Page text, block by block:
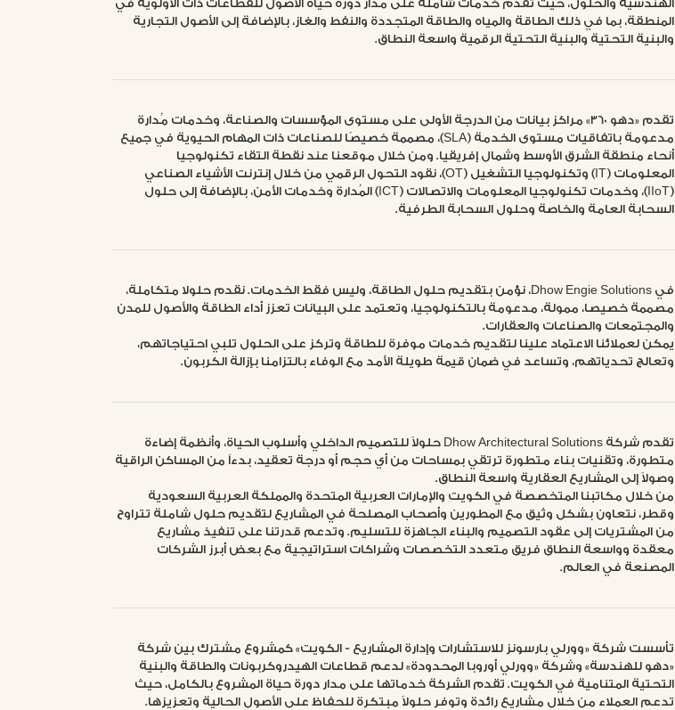
الهندسية والحلول، حيث تقدم خدمات شاملة على مدار دورة حياة الأصول للقطاعات ذات الأولوية في
المنطقة، بما في ذلك الطاقة والمياه والطاقة المتجددة والنفط والغاز، بالإضافة إلى الأصول التجارية
والبنية التحتية والبنية التحتية الرقمية واسعة النطاق.
تقدم «دهو 360» مراكز بيانات من الدرجة الأولى على مستوى المؤسسات والصناعة، وخدمات مُدارة
مدعومة باتفاقيات مستوى الخدمة (SLA)، مصممة خصيصًا للصناعات ذات المهام الحيوية في جميع
أنحاء منطقة الشرق الأوسط وشمال إفريقيا. ومن خلال موقعنا عند نقطة التقاء تكنولوجيا
المعلومات (IT) وتكنولوجيا التشغيل (OT)، نقود التحول الرقمي من خلال إنترنت الأشياء الصناعي
(IIoT)، وخدمات تكنولوجيا المعلومات والاتصالات (ICT) المُدارة وخدمات الأمن، بالإضافة إلى حلول
السحابة العامة والخاصة وحلول السحابة الطرفية.
في Dhow Engie Solutions، نؤمن بتقديم حلول الطاقة، وليس فقط الخدمات. نقدم حلولا متكاملة،
مصممة خصيصا، ممولة، مدعومة بالتكنولوجيا، وتعتمد على البيانات تعزز أداء الطاقة والأصول للمدن
والمجتمعات والصناعات والعقارات.
يمكن لعملائنا الاعتماد علينا لتقديم خدمات موفرة للطاقة وتركز على الحلول تلبي احتياجاتهم،
وتعالج تحدياتهم، وتساعد في ضمان قيمة طويلة الأمد مع الوفاء بالتزامنا بإزالة الكربون.
تقدم شركة Dhow Architectural Solutions حلولاً للتصميم الداخلي وأسلوب الحياة، وأنظمة إضاءة
متطورة، وتقنيات بناء متطورة ترتقي بمساحات من أي حجم أو درجة تعقيد، بدءاً من المساكن الراقية
وصولاً إلى المشاريع العقارية واسعة النطاق.
من خلال مكاتبنا المتخصصة في الكويت والإمارات العربية المتحدة والمملكة العربية السعودية
وقطر، نتعاون بشكل وثيق مع المطورين وأصحاب المصلحة في المشاريع لتقديم حلول شاملة تتراوح
من المشتريات إلى عقود التصميم والبناء الجاهزة للتسليم. وتدعم قدرتنا على تنفيذ مشاريع
معقدة وواسعة النطاق فريق متعدد التخصصات وشراكات استراتيجية مع بعض أبرز الشركات
المصنعة في العالم.
تأسست شركة «وورلي بارسونز للاستشارات وإدارة المشاريع - الكويت» كمشروع مشترك بين شركة
«دهو للهندسة» وشركة «وورلي أوروبا المحدودة» لدعم قطاعات الهيدروكربونات والطاقة والبنية
التحتية المتنامية في الكويت. تقدم الشركة خدماتها على مدار دورة حياة المشروع بالكامل، حيث
تدعم العملاء من خلال مشاريع رائدة وتوفر حلولاً مبتكرة للحفاظ على الأصول الحالية وتعزيزها.